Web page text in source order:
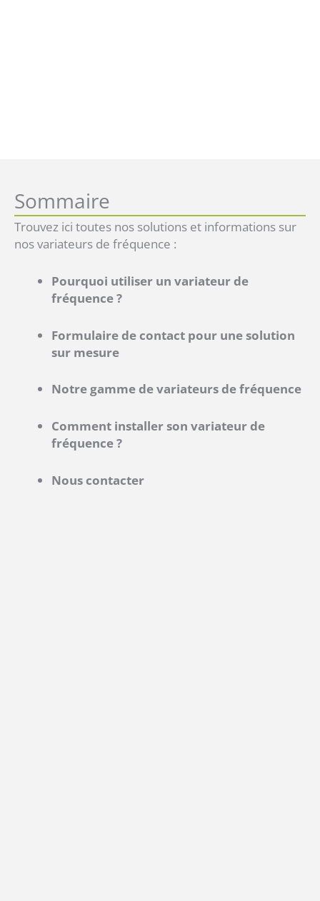
Sommaire
Trouvez ici toutes nos solutions et informations sur
nos variateurs de fréquence :
Pourquoi utiliser un variateur de
fréquence ?
Formulaire de contact pour une solution
sur mesure
Notre gamme de variateurs de fréquence
Comment installer son variateur de
fréquence ?
Nous contacter